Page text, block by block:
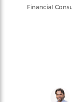
Financial